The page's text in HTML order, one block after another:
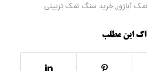
آباژور,خرید سنگ نمک تزیینی
این مطلب